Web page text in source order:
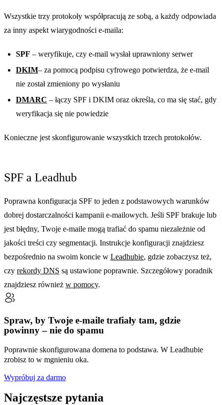
Wszystkie trzy protokoły współpracują ze sobą, a każdy odpowiada
za inny aspekt wiarygodności e-maila:
SPF – weryfikuje, czy e-mail wysłał uprawniony serwer
DKIM– za pomocą podpisu cyfrowego potwierdza, że e-mail
nie został zmieniony po wysłaniu
DMARC – łączy SPF i DKIM oraz określa, co ma się stać, gdy
weryfikacja się nie powiedzie
Konieczne jest skonfigurowanie wszystkich trzech protokołów.
SPF a Leadhub
Poprawna konfiguracja SPF to jeden z podstawowych warunków
dobrej dostarczalności kampanii e-mailowych. Jeśli SPF brakuje lub
jest błędny, Twoje e-maile mogą trafiać do spamu niezależnie od
jakości treści czy segmentacji. Instrukcje konfiguracji znajdziesz
bezpośrednio na swoim koncie w Leadhubie, gdzie zobaczysz też,
czy rekordy DNS są ustawione poprawnie. Szczegółowy poradnik
znajdziesz również w pomocy.
Spraw, by Twoje e-maile trafiały tam, gdzie
powinny – nie do spamu
Poprawnie skonfigurowana domena to podstawa. W Leadhubie
zrobisz to w mgnieniu oka.
Wypróbuj za darmo
Najczęstsze pytania